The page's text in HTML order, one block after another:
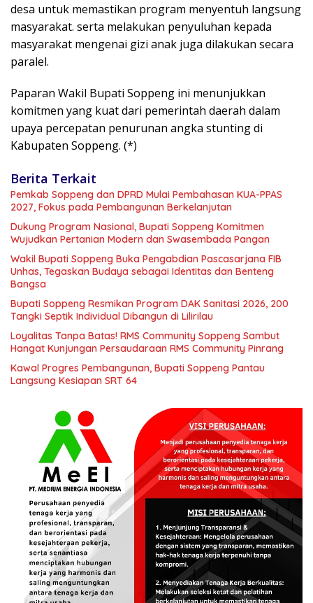
desa untuk memastikan program menyentuh langsung
masyarakat. serta melakukan penyuluhan kepada
masyarakat mengenai gizi anak juga dilakukan secara
paralel.
Paparan Wakil Bupati Soppeng ini menunjukkan
komitmen yang kuat dari pemerintah daerah dalam
upaya percepatan penurunan angka stunting di
Kabupaten Soppeng. (*)
Berita Terkait
Pemkab Soppeng dan DPRD Mulai Pembahasan KUA-PPAS
2027, Fokus pada Pembangunan Berkelanjutan
Dukung Program Nasional, Bupati Soppeng Komitmen
Wujudkan Pertanian Modern dan Swasembada Pangan
Wakil Bupati Soppeng Buka Pengabdian Pascasarjana FIB
Unhas, Tegaskan Budaya sebagai Identitas dan Benteng
Bangsa
Bupati Soppeng Resmikan Program DAK Sanitasi 2026, 200
Tangki Septik Individual Dibangun di Lilirilau
Loyalitas Tanpa Batas! RMS Community Soppeng Sambut
Hangat Kunjungan Persaudaraan RMS Community Pinrang
Kawal Progres Pembangunan, Bupati Soppeng Pantau
Langsung Kesiapan SRT 64